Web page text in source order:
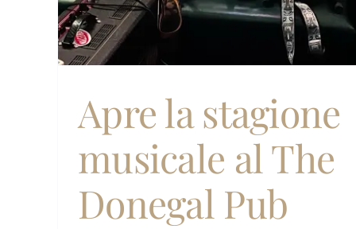
Apre la stagione
musicale al The
Donegal Pub